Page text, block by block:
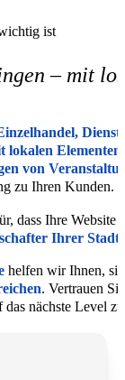
– mit
lokalen Elementen
von
zu Ihren Kunden.
dass Ihre
Ihrer Stadt
helfen wir Ihnen,
. Vertrauen
das nächste Level